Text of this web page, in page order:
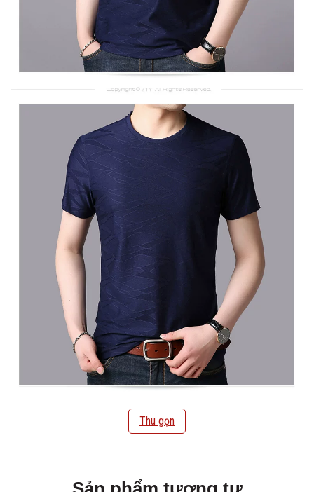
Thu gọn